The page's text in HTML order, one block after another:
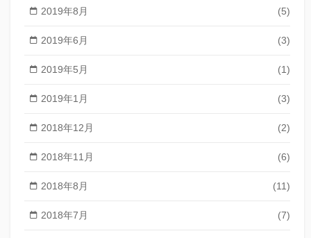
2019年8月 (5)
2019年6月 (3)
2019年5月 (1)
2019年1月 (3)
2018年12月 (2)
2018年11月 (6)
2018年8月 (11)
2018年7月 (7)